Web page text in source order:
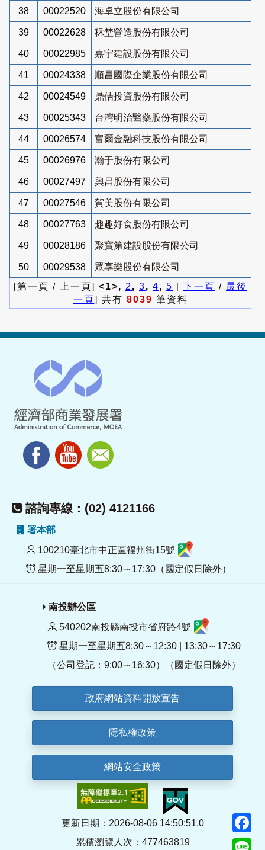
38 00022520 海卓立股份有限公司
39 00022628 秝埜營造股份有限公司
40 00022985 嘉宇建設股份有限公司
41 00024338 順昌國際企業股份有限公司
42 00024549 鼎佶投資股份有限公司
43 00025343 台灣明治醫藥股份有限公司
44 00026574 富爾金融科技股份有限公司
45 00026976 瀚于股份有限公司
46 00027497 興昌股份有限公司
47 00027546 賀美股份有限公司
48 00027763 趣趣好食股份有限公司
49 00028186 聚寶第建設股份有限公司
50 00029538
眾享樂股份有限公司
[第一頁 / 上一頁] <1>, 2 , 3, 4, 5 [ 下一頁 / 最後
一頁] 共有 8039 筆資料
諮詢專線：(02) 4121166
署本部
100210臺北市中正區福州街15號
星期一至星期五8:30～17:30（國定假日除外）
南投辦公區
540202南投縣南投市省府路4號
星期一至星期五8:30～12:30 | 13:30～17:30
（公司登記：9:00～16:30）（國定假日除外）
政府網站資料開放宣告
隱私權政策
網站安全政策
更新日期：2026-08-06 14:50:51.0
累積瀏覽人次：477463819